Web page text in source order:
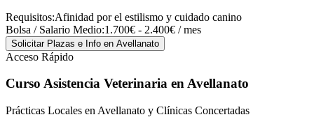
Requisitos:Afinidad por el estilismo y cuidado canino
Bolsa / Salario Medio:1.700€ - 2.400€ / mes
Solicitar Plazas e Info en Avellanato
Acceso Rápido
Curso Asistencia Veterinaria en Avellanato
Prácticas Locales en Avellanato y Clínicas Concertadas